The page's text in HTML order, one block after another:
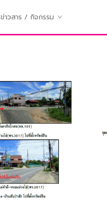
ข่าวสาร / กิจกรรม